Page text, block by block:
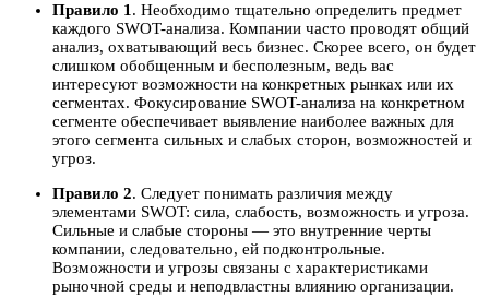
Правило 1. Необходимо тщательно определить предмет
каждого SWOT-анализа. Компании часто проводят общий
анализ, охватывающий весь бизнес. Скорее всего, он будет
слишком обобщенным и бесполезным, ведь вас
интересуют возможности на конкретных рынках или их
сегментах. Фокусирование SWOT-анализа на конкретном
сегменте обеспечивает выявление наиболее важных для
этого сегмента сильных и слабых сторон, возможностей и
угроз.
Правило 2. Следует понимать различия между
элементами SWOT: сила, слабость, возможность и угроза.
Сильные и слабые стороны — это внутренние черты
компании, следовательно, ей подконтрольные.
Возможности и угрозы связаны с характеристиками
рыночной среды и неподвластны влиянию организации.